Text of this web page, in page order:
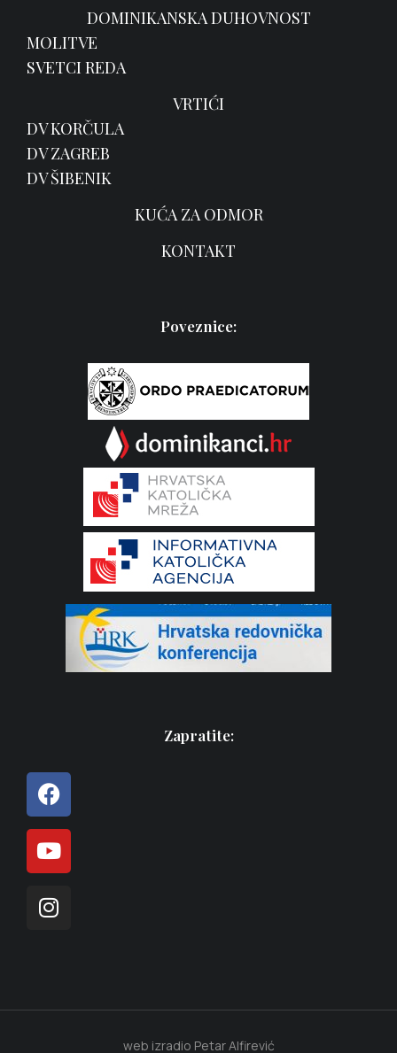
DOMINIKANSKA DUHOVNOST
MOLITVE
SVETCI REDA
VRTIĆI
DV KORČULA
DV ZAGREB
DV ŠIBENIK
KUĆA ZA ODMOR
KONTAKT
Poveznice:
Zapratite:
web izradio Petar Alfirević